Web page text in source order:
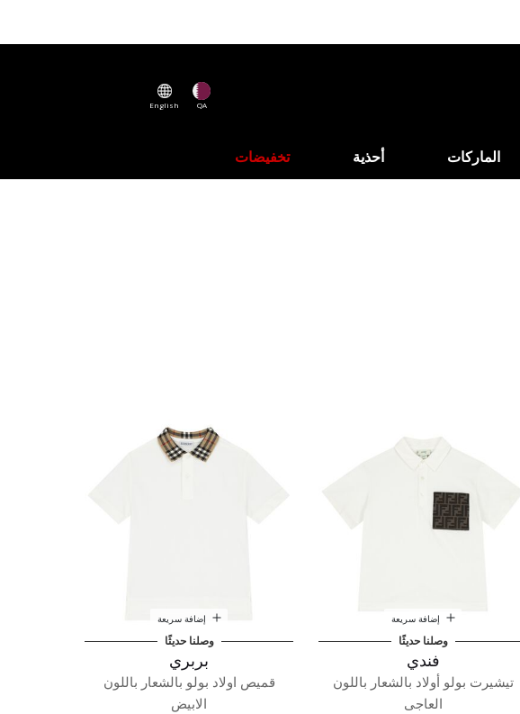
QA
English
الماركات أحذية تخفيضات
إضافة سريعة
وصلنا حديثًا
فندي
تيشيرت بولو أولاد بالشعار باللون
العاجى
إضافة سريعة
وصلنا حديثًا
بربري
قميص اولاد بولو بالشعار باللون
الابيض